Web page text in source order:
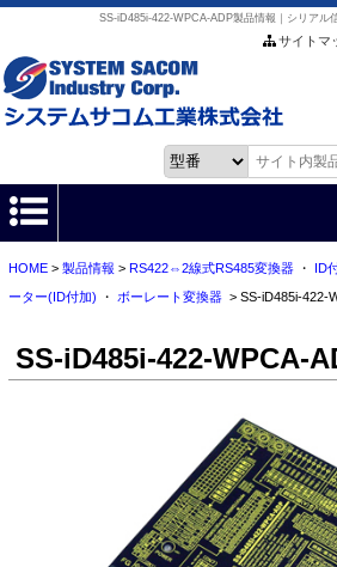
SS-iD485i-422-WPCA-ADP製品情報｜シリアル
サイトマ
HOME
各種ダウンロー
お客様サポート
会社情報
お問い合わせ
HOME> 製品情報 > RS422⇔2線式RS485変換器・ ID
ーター(ID付加) ・ ボーレート変換器> SS-iD485i-422-
SS-iD485i-422-WPCA-